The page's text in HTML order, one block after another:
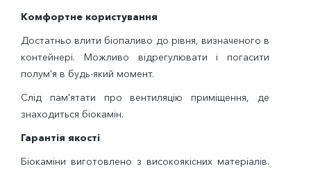
Комфортне користування
Достатньо влити біопаливо до рівня, визначеного в
контейнері. Можливо відрегулювати і погасити
полум'я в будь-який момент.
Слід пам'ятати про вентиляцію приміщення, де
знаходиться біокамін.
Гарантія якості
Біокаміни виготовлено з високоякісних матеріалів.